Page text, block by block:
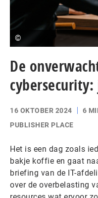
©
De
cybersecurity:
16 OKTOBER 2024
6
PUBLISHER PLACE
Het is een dag zoals
bakje koffie en gaat
briefing van de IT-
over de overbelasting